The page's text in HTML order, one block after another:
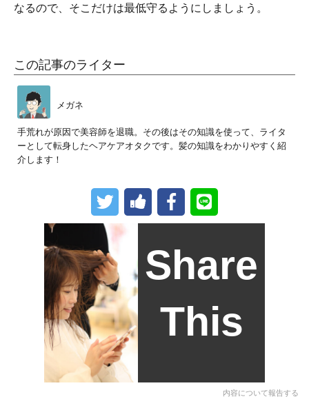
なるので、そこだけは最低守るようにしましょう。
この記事のライター
メガネ
手荒れが原因で美容師を退職。その後はその知識を使って、ライタ
ーとして転身したヘアケアオタクです。髪の知識をわかりやすく紹
介します！
Share
This
内容について報告する